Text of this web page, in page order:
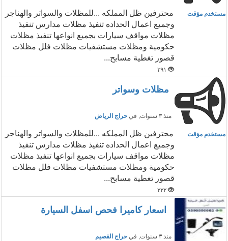
مستخدم مؤقت
محترفين ظل المملكه ...للمظلات والسواتر والهناجر
وجميع اعمال الحداده تنفيذ مظلات مدارس تنفيذ
مظلات مواقف سيارات بجميع انواعها تنفيذ مظلات
حكومية ومظلات مستشفيات مظلات فلل مظلات
قصور تغطية مسابح...
٢٩١
مظلات وسواتر
منذ ٣ سنوات , في حراج الرياض
مستخدم مؤقت
محترفين ظل المملكه ...للمظلات والسواتر والهناجر
وجميع اعمال الحداده تنفيذ مظلات مدارس تنفيذ
مظلات مواقف سيارات بجميع انواعها تنفيذ مظلات
حكومية ومظلات مستشفيات مظلات فلل مظلات
قصور تغطية مسابح...
٢٢٢
اسعار كاميرا فحص اسفل السيارة
منذ ٣ سنوات , في حراج القصيم